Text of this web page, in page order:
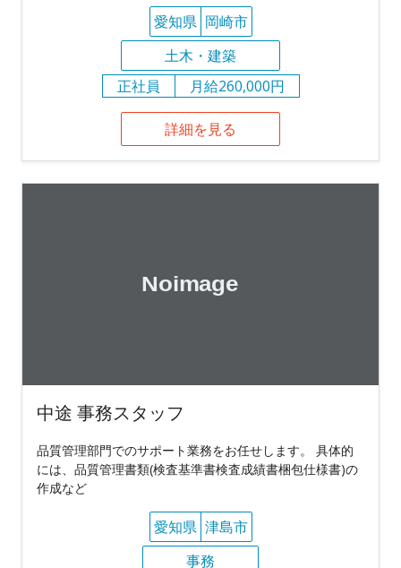
愛知県 岡崎市
土木・建築
正社員
月給260,000円
詳細を見る
中途 事務スタッフ
品質管理部門でのサポート業務をお任せします。 具体的
には、品質管理書類(検査基準書検査成績書梱包仕様書)の
作成など
愛知県 津島市
事務